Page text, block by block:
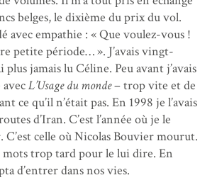
belges, le dixième du prix du vol.
avec empathie : « Que voulez-vous !
petite période… ». J’avais vingt-
plus jamais lu Céline. Peu avant j’avais
L’Usage du monde– trop vite et de
ce qu’il n’était pas. En 1998 je l’avais
d’Iran. C’est l’année où je le
C’est celle où Nicolas Bouvier mourut.
mots trop tard pour le lui dire. En
d’entrer dans nos vies.